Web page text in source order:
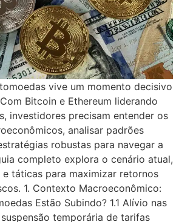
vive um momento decisivo
Bitcoin e Ethereum liderando
investidores precisam entender os
analisar padrões
robustas para navegar a
completo explora o cenário atual,
táticas para maximizar retornos
1. Contexto Macroeconômico:
Estão Subindo? 1.1 Alívio nas
temporária de tarifas